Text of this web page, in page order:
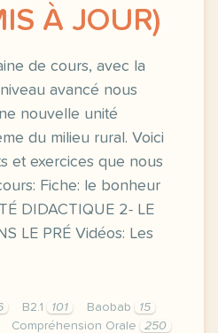
À JOUR)
de cours, avec la
avancé nous
nouvelle unité
du milieu rural. Voici
et exercices que nous
Fiche: le bonheur
DIDACTIQUE 2- LE
LE PRÉ Vidéos: Les
B2.1 101 Baobab
15
Compréhension Orale
250